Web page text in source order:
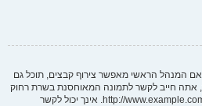
אם המנהל הראשי מאפשר צירוף קבצים, תוכל גם
חייב לקשר לתמונה המאוחסנת בשרת רחוק
הנגיש לכולם, למשל http://www.example.com/my-picture.gif. אינך יכול לקשר